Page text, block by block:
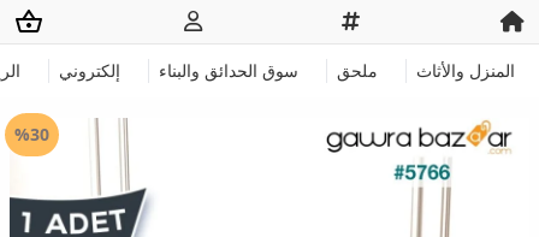
المنزل والأثاث ملحق سوق الحدائق والبناء إلكتروني
%30